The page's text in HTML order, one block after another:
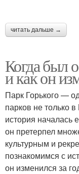
читать дальше →
Когда был
и как он
Парк Горького —
парков не только
история началась
он претерпел
культурным и
познакомимся с
он изменился за